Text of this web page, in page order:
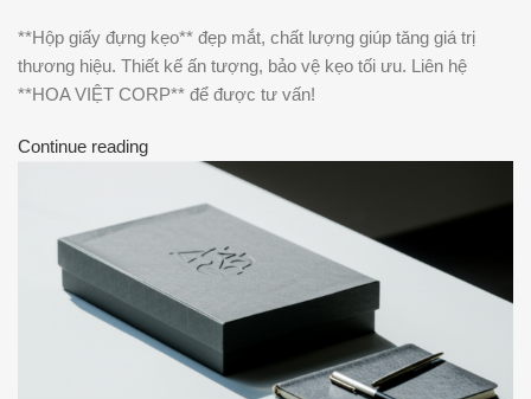
**Hộp giấy đựng kẹo** đẹp mắt, chất lượng giúp tăng giá trị
thương hiệu. Thiết kế ấn tượng, bảo vệ kẹo tối ưu. Liên hệ
**HOA VIỆT CORP** để được tư vấn!
Continue reading